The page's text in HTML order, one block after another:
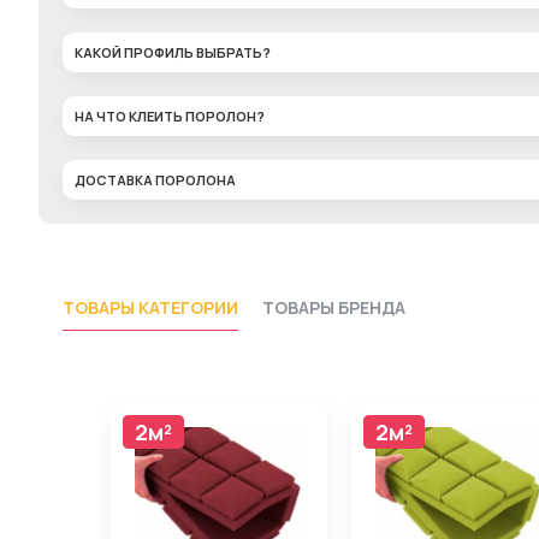
КАКОЙ ПРОФИЛЬ ВЫБРАТЬ?
НА ЧТО КЛЕИТЬ ПОРОЛОН?
ДОСТАВКА ПОРОЛОНА
ТОВАРЫ КАТЕГОРИИ ТОВАРЫ БРЕНДА
2м²
2м² 2м²
2м²